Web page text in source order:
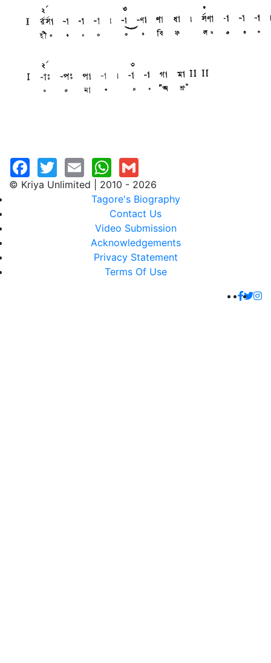
© Kriya Unlimited | 2010 - 2026
Tagore's Biography
Contact Us
Video Submission
Acknowledgements
Privacy Statement
Terms Of Use